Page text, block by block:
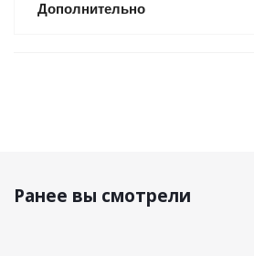
Дополнительно
Ранее вы смотрели